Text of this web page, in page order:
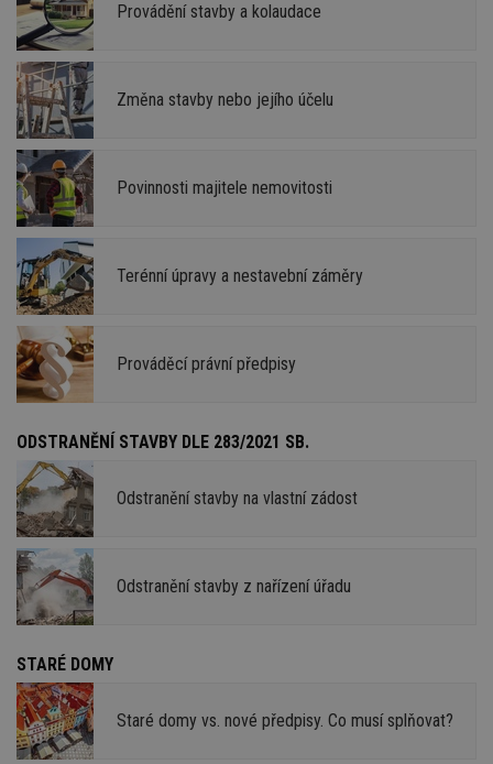
Provádění stavby a kolaudace
Změna stavby nebo jejího účelu
Povinnosti majitele nemovitosti
Terénní úpravy a nestavební záměry
Prováděcí právní předpisy
ODSTRANĚNÍ STAVBY DLE 283/2021 SB.
Odstranění stavby na vlastní zádost
Odstranění stavby z nařízení úřadu
STARÉ DOMY
Staré domy vs. nové předpisy. Co musí splňovat?